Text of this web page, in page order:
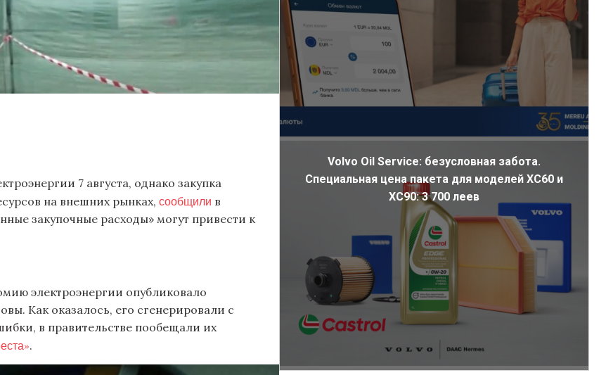
7 августа, однако закупка
на внешних рынках, сообщили в
закупочные расходы» могут привести к
электроэнергии опубликовало
Как оказалось, его сгенерировали с
в правительстве пообещали их
.
Volvo Oil Service: безусловная забота.
Специальная цена пакета для моделей XC60 и
XC90: 3 700 леев